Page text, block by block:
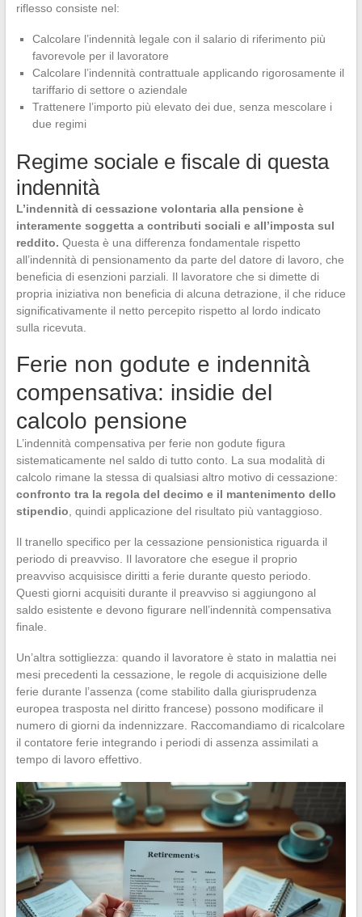
riflesso consiste nel:
Calcolare l’indennità legale con il salario di riferimento più
favorevole per il lavoratore
Calcolare l’indennità contrattuale applicando rigorosamente il
tariffario di settore o aziendale
Trattenere l’importo più elevato dei due, senza mescolare i
due regimi
Regime sociale e fiscale di questa
indennità
L’indennità di cessazione volontaria alla pensione è
interamente soggetta a contributi sociali e all’imposta sul
reddito. Questa è una differenza fondamentale rispetto
all’indennità di pensionamento da parte del datore di lavoro, che
beneficia di esenzioni parziali. Il lavoratore che si dimette di
propria iniziativa non beneficia di alcuna detrazione, il che riduce
significativamente il netto percepito rispetto al lordo indicato
sulla ricevuta.
Ferie non godute e indennità
compensativa: insidie del
calcolo pensione
L’indennità compensativa per ferie non godute figura
sistematicamente nel saldo di tutto conto. La sua modalità di
calcolo rimane la stessa di qualsiasi altro motivo di cessazione:
confronto tra la regola del decimo e il mantenimento dello
stipendio, quindi applicazione del risultato più vantaggioso.
Il tranello specifico per la cessazione pensionistica riguarda il
periodo di preavviso. Il lavoratore che esegue il proprio
preavviso acquisisce diritti a ferie durante questo periodo.
Questi giorni acquisiti durante il preavviso si aggiungono al
saldo esistente e devono figurare nell’indennità compensativa
finale.
Un’altra sottigliezza: quando il lavoratore è stato in malattia nei
mesi precedenti la cessazione, le regole di acquisizione delle
ferie durante l’assenza (come stabilito dalla giurisprudenza
europea trasposta nel diritto francese) possono modificare il
numero di giorni da indennizzare. Raccomandiamo di ricalcolare
il contatore ferie integrando i periodi di assenza assimilati a
tempo di lavoro effettivo.